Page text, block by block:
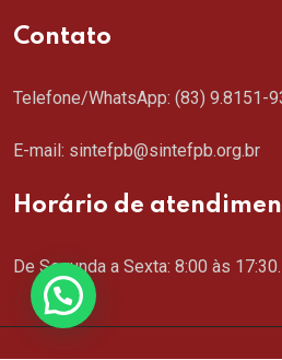
Contato
Telefone/WhatsApp: (83) 9.8151-
E-mail: sintefpb@sintefpb.org.br
Horário de
De Segunda a Sexta: 8:00 às 17:30.